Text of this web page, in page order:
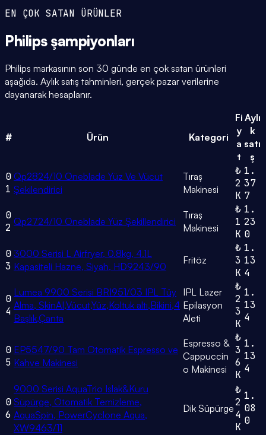
EN ÇOK SATAN ÜRÜNLER
Philips şampiyonları
Philips markasının son 30 günde en çok satan ürünleri
aşağıda. Aylık satış tahminleri, gerçek pazar verilerine
dayanarak hesaplanır.
# Ürün Kategori
Fi
y
a
t
Aylı
k
satı
ş
0
1
Qp2824/10 Oneblade Yüz Ve Vücut
Şekilendirici
Tıraş
Makinesi
₺
2
K
1.
37
7
0
2 Qp2724/10 Oneblade Yüz Şekillendirici
Tıraş
Makinesi
₺
1
K
1.
23
0
0
3
3000 Serisi L Airfryer, 0.8kg, 4.1L
Kapasiteli Hazne, Siyah, HD9243/90
Fritöz
₺
3
K
1.
13
4
0
4
Lumea 9900 Serisi BRI951/03 IPL Tüy
Alma, SkinAI,Vücut,Yüz,Koltuk altı,Bikini,4
Başlık,Çanta
IPL Lazer
Epilasyon
Aleti
₺
2
3
K
1.
13
4
0
5
EP5547/90 Tam Otomatik Espresso ve
Kahve Makinesi
Espresso &
Cappuccin
o Makinesi
₺
3
6
K
1.
13
4
0
6
9000 Serisi AquaTrio Islak&Kuru
Süpürge, Otomatik Temizleme,
AquaSpin, PowerCyclone Aqua,
XW9463/11
Dik Süpürge
₺
2
4
K
1.
08
0